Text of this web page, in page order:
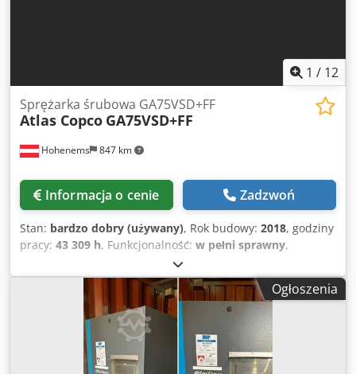
1 / 12
Hohenems 847 km
Sprężarka śrubowa GA75VSD+FF
Atlas Copco GA75VSD+FF
Informacja o cenie Zadzwoń
Stan: bardzo dobry (używany), Rok budowy: 2018, godziny
pracy: 43 309 h, Funkcjonalność: w pełni sprawny,
Śrubowy kompresor Atlas Copco GA75VSD+FF Wbudowany
przetwornik częstotliwości i osuszacz 75 kW 12,75 bar
15,50 m³/min Rok produkcji: 2018 Crjdpfjzp Urwox Ahljf
Liczba godzin pracy: 43 309
Ogłoszenia